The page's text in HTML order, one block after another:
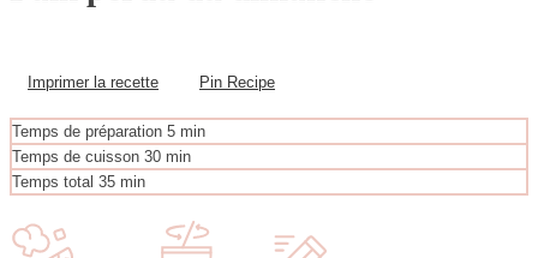
Imprimer la recette Pin Recipe
Temps de préparation 5m
i
n
u
t
e
min
Temps de cuisson 30m
n
u
t
min
Temps total 35mmin